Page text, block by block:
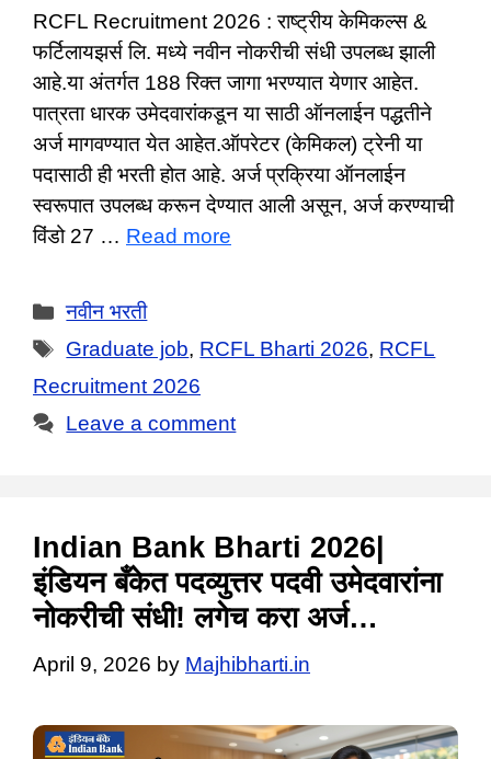
RCFL Recruitment 2026 : राष्ट्रीय केमिकल्स &
फर्टिलायझर्स लि. मध्ये नवीन नोकरीची संधी उपलब्ध झाली
आहे.या अंतर्गत 188 रिक्त जागा भरण्यात येणार आहेत.
पात्रता धारक उमेदवारांकडून या साठी ऑनलाईन पद्धतीने
अर्ज मागवण्यात येत आहेत.ऑपरेटर (केमिकल) ट्रेनी या
पदासाठी ही भरती होत आहे. अर्ज प्रक्रिया ऑनलाईन
स्वरूपात उपलब्ध करून देण्यात आली असून, अर्ज करण्याची
विंडो 27 … Read more
Categories
नवीन भरती
Tags
Graduate job, RCFL Bharti 2026, RCFL
Recruitment 2026
Leave a comment
Indian Bank Bharti 2026|
इंडियन बँकेत पदव्युत्तर पदवी उमेदवारांना
नोकरीची संधी! लगेच करा अर्ज…
April 9, 2026 by Majhibharti.in